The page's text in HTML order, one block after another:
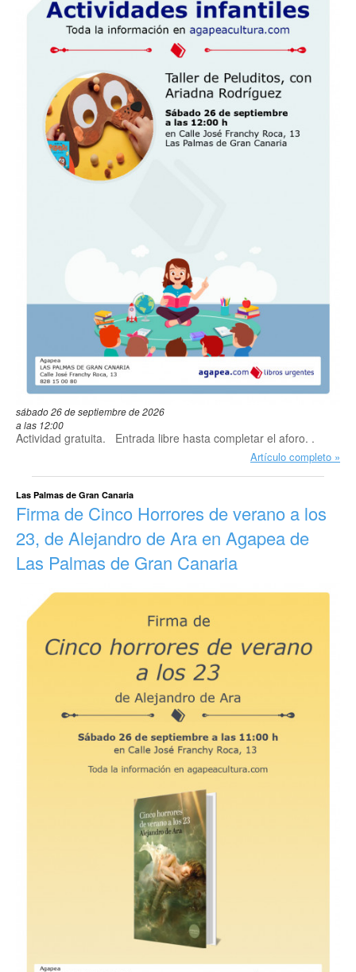
sábado 26 de septiembre de 2026
a las 12:00
Actividad gratuita. Entrada libre hasta completar el aforo. .
Artículo completo
Las Palmas de Gran Canaria
Firma de Cinco Horrores de verano a los
23, de Alejandro de Ara en Agapea de
Las Palmas de Gran Canaria